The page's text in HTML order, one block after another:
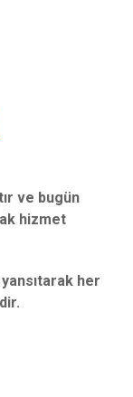
ve bugün
hizmet
her